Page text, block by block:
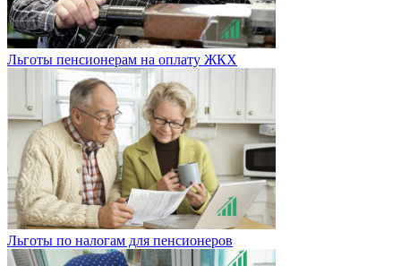
Льготы пенсионерам на оплату ЖКХ
Льготы по налогам для пенсионеров